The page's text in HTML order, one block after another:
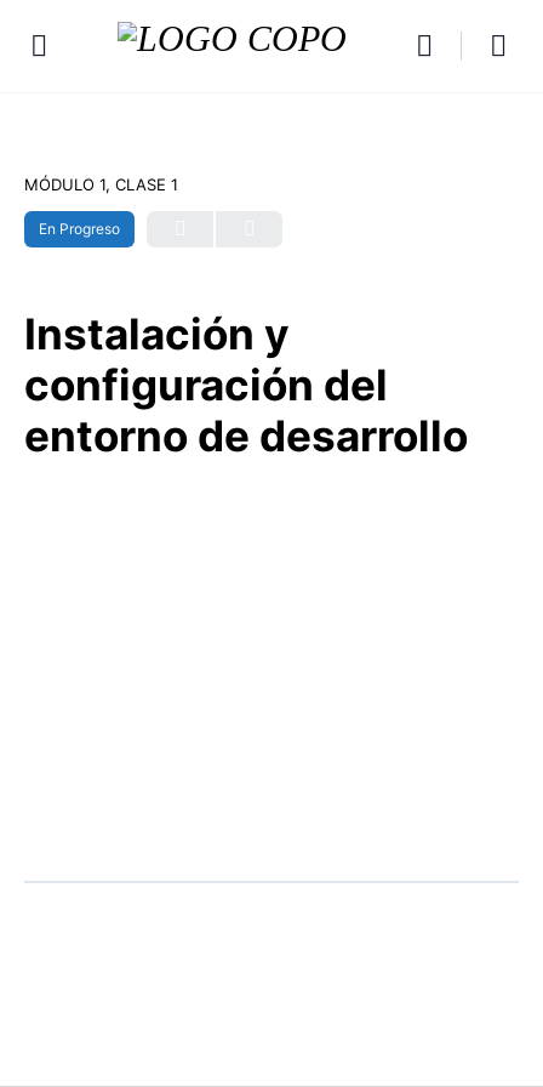
MÓDULO 1, CLASE 1
En Progreso
Instalación y
configuración del
entorno de desarrollo